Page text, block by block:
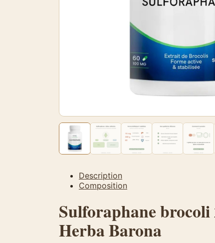
Description
Composition
Sulforaphane brocoli
Herba Barona